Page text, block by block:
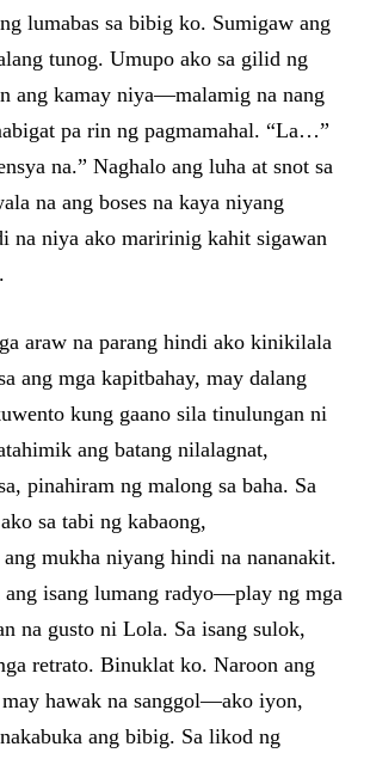
lumabas sa bibig ko. Sumigaw ang
tunog. Umupo ako sa gilid ng
ang kamay niya—malamig na nang
pa rin ng pagmamahal. “La…”
na.” Naghalo ang luha at snot sa
na ang boses na kaya niyang
na niya ako maririnig kahit sigawan
araw na parang hindi ako kinikilala
ang mga kapitbahay, may dalang
kung gaano sila tinulungan ni
ang batang nilalagnat,
pinahiram ng malong sa baha. Sa
sa tabi ng kabaong,
ang mukha niyang hindi na nananakit.
isang lumang radyo—play ng mga
na gusto ni Lola. Sa isang sulok,
retrato. Binuklat ko. Naroon ang
hawak na sanggol—ako iyon,
ang bibig. Sa likod ng